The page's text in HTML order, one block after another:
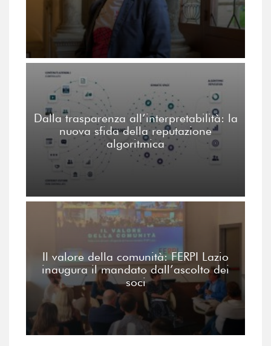
Dalla trasparenza all’interpretabilità: la
nuova sfida della reputazione
algoritmica
Il valore della comunità: FERPI Lazio
inaugura il mandato dall’ascolto dei
soci